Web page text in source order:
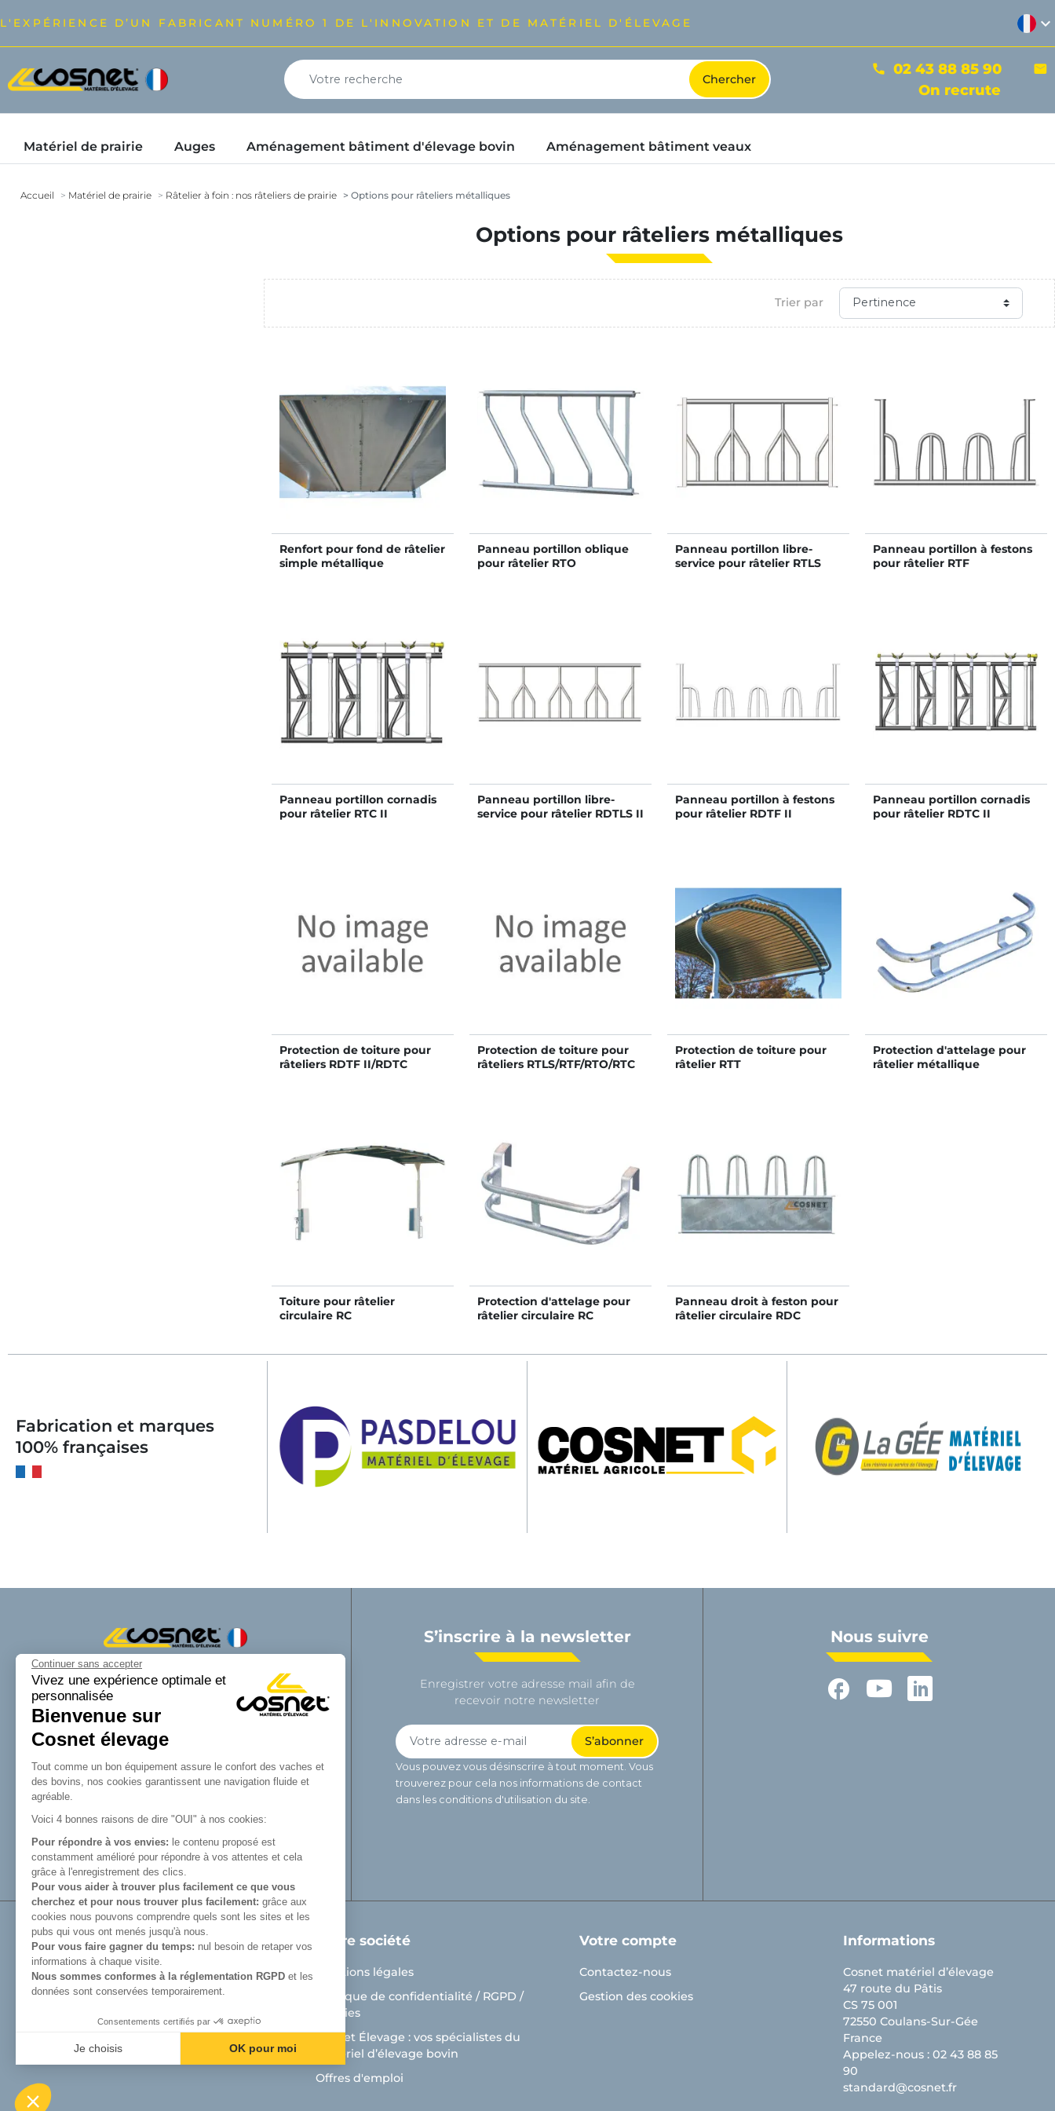
Continuer sans accepter
Vivez une expérience optimale et
personnalisée
Bienvenue sur
Cosnet élevage
Tout comme un bon équipement assure le confort des vaches et
des bovins, nos cookies garantissent une navigation fluide et
agréable.
Voici 4 bonnes raisons de dire "OUI" à nos cookies:
Pour répondre à vos envies: le contenu proposé est
constamment amélioré pour répondre à vos attentes et cela
grâce à l'enregistrement des clics.
Pour vous aider à trouver plus facilement ce que vous
cherchez et pour nous trouver plus facilement: grâce aux
cookies nous pouvons comprendre quels sont les sites et les
pubs qui vous ont menés jusqu'à nous.
Pour vous faire gagner du temps: nul besoin de retaper vos
informations à chaque visite.
Nous sommes conformes à la réglementation RGPD et les
données sont conservées temporairement.
Consentements certifiés par
Je choisis
OK pour moi
Plateforme de Gestion du Consentement : Personnalisez vos Options
Notre plateforme vous permet d'adapter et de gérer vos paramètres de confidentialité, en garantissant la conformité avec les réglementations. Personnalisez vos préférences pour contrôler la manière dont
L'EXPÉRIENCE D’UN FABRICANT NUMÉRO 1 DE L'INNOVATION ET DE MATÉRIEL D'ÉLEVAGE expand_more
phone 02 43 88 85 90 mail
On recrute
Matériel de prairie Auges Aménagement bâtiment d'élevage bovin Aménagement bâtiment veaux
Accueil Matériel de prairie Râtelier à foin : nos râteliers de prairie Options pour râteliers métalliques
Options pour râteliers métalliques
Trier par
Renfort pour fond de râtelier
simple métallique
Panneau portillon oblique
pour râtelier RTO
Panneau portillon libre-
service pour râtelier RTLS
Panneau portillon à festons
pour râtelier RTF
Panneau portillon cornadis
pour râtelier RTC II
Panneau portillon libre-
service pour râtelier RDTLS II
Panneau portillon à festons
pour râtelier RDTF II
Panneau portillon cornadis
pour râtelier RDTC II
Protection de toiture pour
râteliers RDTF II/RDTC
Protection de toiture pour
râteliers RTLS/RTF/RTO/RTC
Protection de toiture pour
râtelier RTT
Protection d'attelage pour
râtelier métallique
Toiture pour râtelier
circulaire RC
Protection d'attelage pour
râtelier circulaire RC
Panneau droit à feston pour
râtelier circulaire RDC
Fabrication et marques
100% françaises
Cosnet matériel d’élevage est une marque
de la SAS Cosnet. Spécialisée dans la
conception et la fabrication d’équipements
tubulaires pour les bâtiments d’élevage.
Reconnue pour son savoir-faire dans la
fabrication de râteliers de prairie de
barrières, de cornadis et de logettes.
Avec Cosnet, vous faîtes le choix d’un
innovant et de qualité. Vous trouverez tout
le nécessaire pour équiper votre bâtiment
d’élevage.
S’inscrire à la newsletter
Enregistrer votre adresse mail afin de
recevoir notre newsletter
Vous pouvez vous désinscrire à tout moment. Vous
trouverez pour cela nos informations de contact
dans les conditions d'utilisation du site.
Nous suivre
Produits
Matériel de prairie
Auges
Aménagement bâtiment d'élevage bovin
Aménagement bâtiment veaux
Notre société
Mentions légales
Politique de confidentialité / RGPD /
Cookies
Cosnet Élevage : vos spécialistes du
matériel d’élevage bovin
Offres d'emploi
Votre compte
Contactez-nous
Gestion des cookies
Informations
Cosnet matériel d’élevage
47 route du Pâtis
CS 75 001
72550 Coulans-Sur-Gée
France
Appelez-nous : 02 43 88 85
90
standard@cosnet.fr